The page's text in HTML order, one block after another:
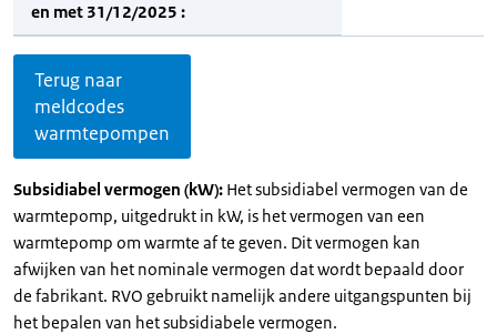
en met 31/12/2025 :
Terug naar
meldcodes
warmtepompen
Subsidiabel vermogen (kW): Het subsidiabel vermogen van de
warmtepomp, uitgedrukt in kW, is het vermogen van een
warmtepomp om warmte af te geven. Dit vermogen kan
afwijken van het nominale vermogen dat wordt bepaald door
de fabrikant. RVO gebruikt namelijk andere uitgangspunten bij
het bepalen van het subsidiabele vermogen.